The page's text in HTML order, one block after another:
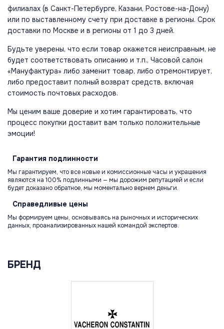
филиалах (в Санкт-Петербурге, Казани, Ростове-на-Дону)
или по выставленному счету при доставке в регионы. Срок
доставки по Москве и в регионы от 1 до 3 дней.
Будьте уверены, что если товар окажется неисправным, не
будет соответствовать описанию и т.п., Часовой салон
«Мануфактура» либо заменит товар, либо отремонтирует,
либо предоставит полный возврат средств, включая
стоимость почтовых расходов.
Мы ценим ваше доверие и хотим гарантировать, что
процесс покупки доставит вам только положительные
эмоции!
Гарантия подлинности
Мы гарантируем, что все новые и комиссионные часы и украшения
являются на 100% подлинными — мы дорожим репутацией и если
будет доказано обратное, мы моментально вернем деньги.
Справедливые цены
Мы формируем цены, основываясь на рыночных и исторических
данных, проанализированных нашей командой экспертов.
БРЕНД